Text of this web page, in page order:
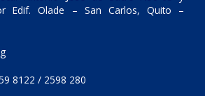
Edif. Olade – San Carlos, Quito –
8122 / 2598 280